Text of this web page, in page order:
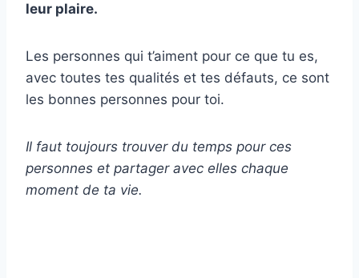
leur plaire.
Les personnes qui t’aiment pour ce que tu es,
avec toutes tes qualités et tes défauts, ce sont
les bonnes personnes pour toi.
Il faut toujours trouver du temps pour ces
personnes et partager avec elles chaque
moment de ta vie.